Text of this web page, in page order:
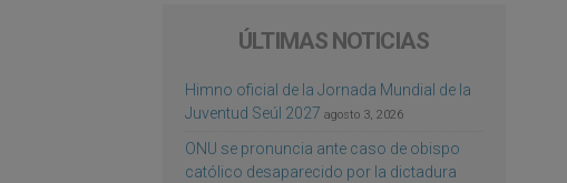
ÚLTIMAS NOTICIAS
Himno oficial de la Jornada Mundial de la
Juventud Seúl 2027 agosto 3, 2026
ONU se pronuncia ante caso de obispo
católico desaparecido por la dictadura